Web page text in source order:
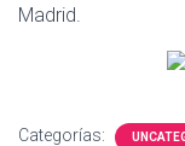
Madrid.
Categorías: